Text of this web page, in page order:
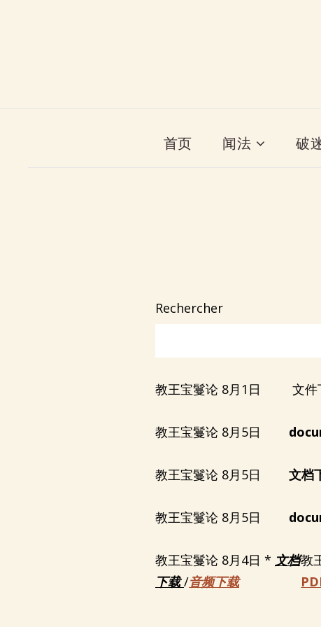
首页 闻法 破
Rechercher
教王宝鬘论 8月1日
教王宝鬘论 8月5日
教王宝鬘论 8月5日 文档
教王宝鬘论 8月5日
教王宝鬘论 8月4日 * 文档
下载/音频下载
教